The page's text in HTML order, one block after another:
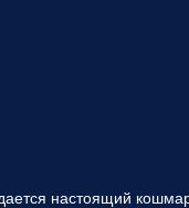
настоящий